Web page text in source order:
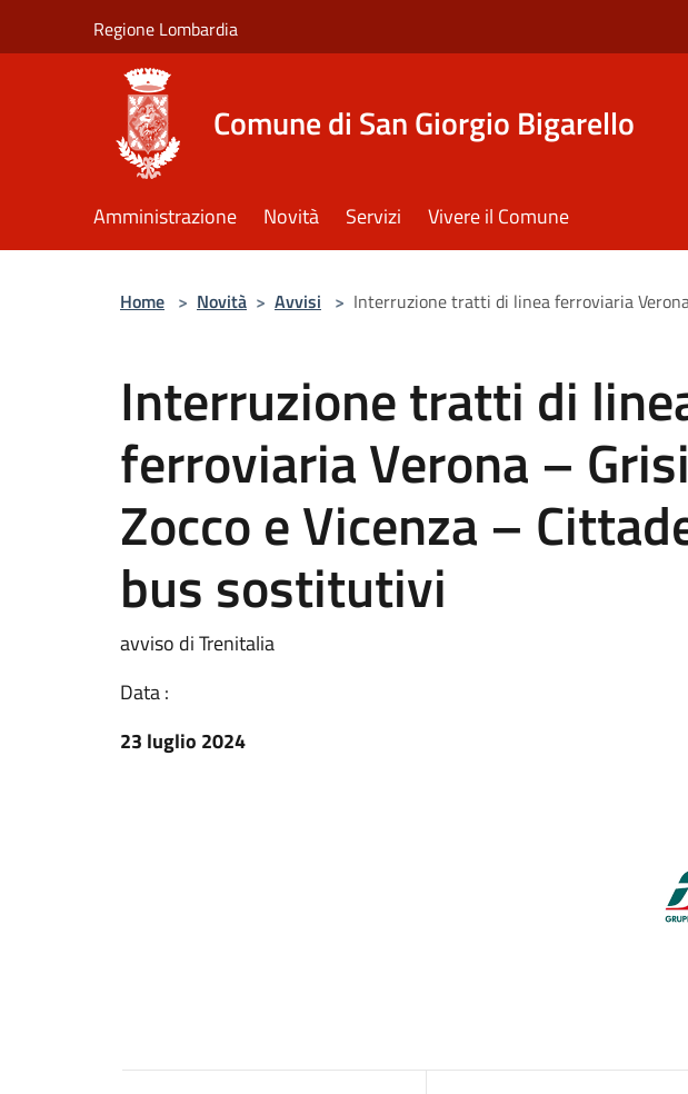
Regione Lombardia
Comune di San Giorgio Bigarello
Amministrazione Novità Servizi Vivere il Comune
Home > Novità > Avvisi > Interruzione tratti di linea ferroviaria
Interruzione tratti di
ferroviaria Verona –
Zocco e Vicenza –
bus sostitutivi
avviso di Trenitalia
Data :
23 luglio 2024